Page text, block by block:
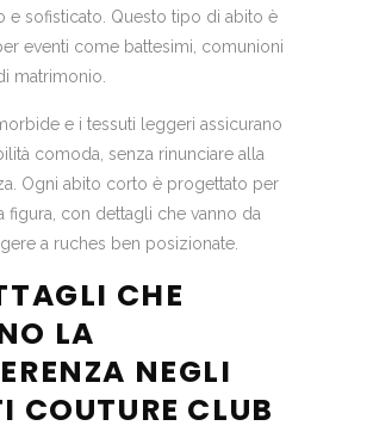
e sofisticato. Questo tipo di abito è
eventi come battesimi, comunioni
matrimonio.
e i tessuti leggeri assicurano
comoda, senza rinunciare alla
Ogni abito corto è progettato per
figura, con dettagli che vanno da
a ruches ben posizionate.
CHE
LA
NEGLI
COUTURE CLUB